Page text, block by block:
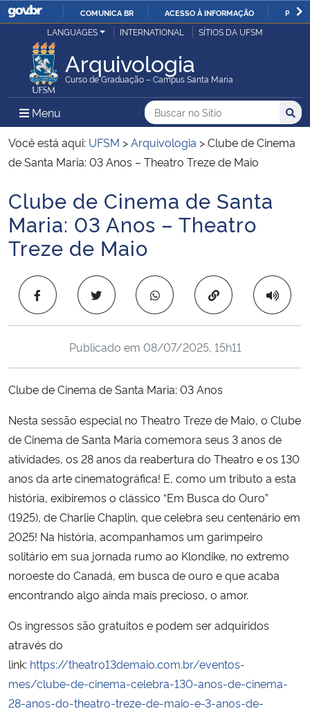
IR
O
COMUNICA BR ACESSO À INFORMAÇÃO
Ministério da Justiça e Segurança Pública
Ministério da Defesa
Ministério das Relações Exteriores
Ministério da Infraestrutura
Ministério da Agricultura, Pecuária e Abastecimento
Ministério da Educação
Ministério de Minas e Energia
Ministério do Turismo
Ministério do Desenvolvimento Regional
Controladoria-Geral da União
Secretaria-Geral
Secretaria de Governo
LANGUAGES INTERNATIONAL SÍTIOS DA UFSM
Arquivologia
Curso de Graduação – Campus Santa Maria
Menu Menu Principal do Sítio
Busca
Buscar no no Sítio
Busca:
Você está aqui: UFSM >Arquivologia >Clube de Cinema
de Santa Maria: 03 Anos – Theatro Treze de Maio
Início do conteúdo
Clube de Cinema de Santa
Maria: 03 Anos – Theatro
Treze de Maio
Copiar para área
Publicado em 08/07/2025, 15h11
Clube de Cinema de Santa Maria: 03 Anos
Nesta sessão especial no Theatro Treze de Maio, o Clube
de Cinema de Santa Maria comemora seus 3 anos de
atividades, os 28 anos da reabertura do Theatro e os 130
anos da arte cinematográfica! E, como um tributo a esta
história, exibiremos o clássico “Em Busca do Ouro”
(1925), de Charlie Chaplin, que celebra seu centenário em
2025! Na história, acompanhamos um garimpeiro
solitário em sua jornada rumo ao Klondike, no extremo
noroeste do Canadá, em busca de ouro e que acaba
encontrando algo ainda mais precioso, o amor.
Os ingressos são gratuitos e podem ser adquiridos
através do
link: https://theatro13demaio.com.br/eventos-
mes/clube-de-cinema-celebra-130-anos-de-cinema-
28-anos-do-theatro-treze-de-maio-e-3-anos-de-